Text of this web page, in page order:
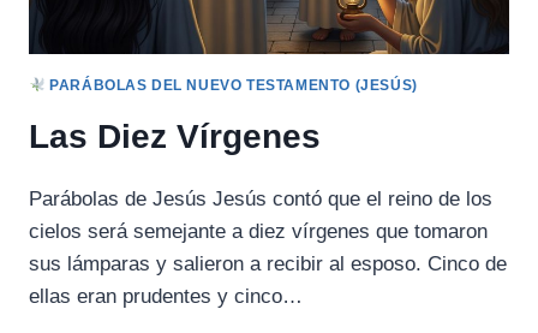
PARÁBOLAS DEL NUEVO TESTAMENTO (JESÚS)
Las Diez Vírgenes
Parábolas de Jesús Jesús contó que el reino de los
cielos será semejante a diez vírgenes que tomaron
sus lámparas y salieron a recibir al esposo. Cinco de
ellas eran prudentes y cinco…